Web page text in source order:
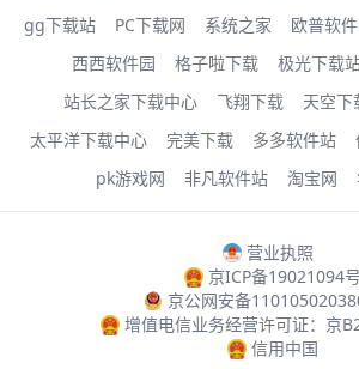
gg下载站
PC下载网 系统之家 欧普软件
西西软件园
格子啦下载 极光下载
站长之家下载中心
飞翔下载 天空下
太平洋下载中心
完美下载 多多软件站
pk游戏网
非凡软件站 淘宝网
营业执照
京ICP备19021094号
京公网安备
增值电信业务经营许可证：京
信用中国